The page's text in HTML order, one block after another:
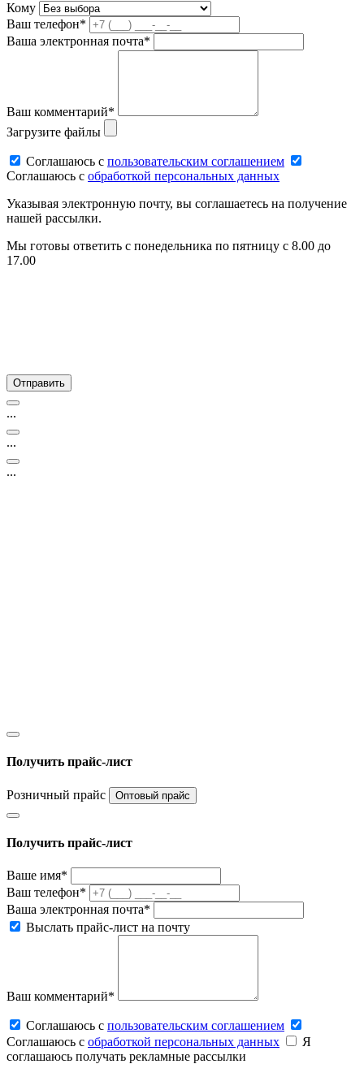
Кому
Ваш телефон*
Ваша электронная почта*
Ваш комментарий*
Загрузите файлы
Соглашаюсь c пользовательским соглашением
Соглашаюсь c обработкой персональных данных
Указывая электронную почту, вы соглашаетесь на получение
нашей рассылки.
Мы готовы ответить с понедельника по пятницу с 8.00 до
17.00
...
...
...
Получить прайс-лист
Розничный прайс Оптовый прайс
Получить прайс-лист
Ваше имя*
Ваш телефон*
Ваша электронная почта*
Выслать прайс-лист на почту
Ваш комментарий*
Соглашаюсь c пользовательским соглашением
Соглашаюсь c обработкой персональных данных
Я
соглашаюсь получать рекламные рассылки